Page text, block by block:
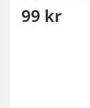
99 kr